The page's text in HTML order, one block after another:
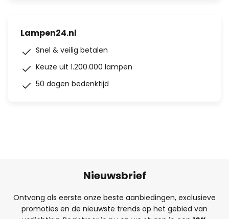
Lampen24.nl
Snel & veilig betalen
Keuze uit 1.200.000 lampen
50 dagen bedenktijd
Nieuwsbrief
Ontvang als eerste onze beste aanbiedingen, exclusieve
promoties en de nieuwste trends op het gebied van